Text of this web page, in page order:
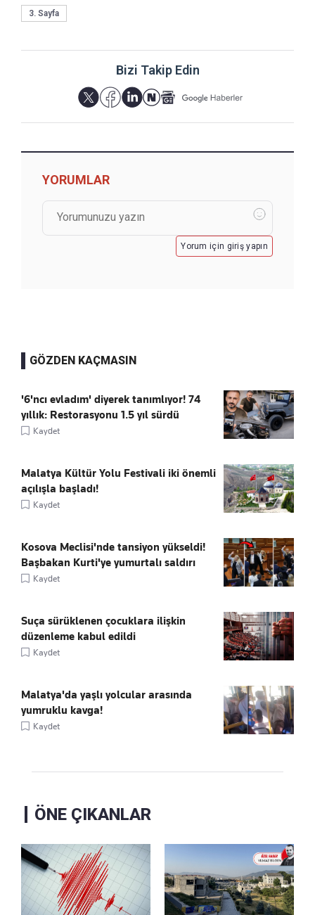
3. Sayfa
Bizi Takip Edin
YORUMLAR
Yorum için giriş yapın
GÖZDEN KAÇMASIN
'6'ncı evladım' diyerek tanımlıyor! 74
yıllık: Restorasyonu 1.5 yıl sürdü
Kaydet
Malatya Kültür Yolu Festivali iki önemli
açılışla başladı!
Kaydet
Kosova Meclisi'nde tansiyon yükseldi!
Başbakan Kurti'ye yumurtalı saldırı
Kaydet
Suça sürüklenen çocuklara ilişkin
düzenleme kabul edildi
Kaydet
Malatya'da yaşlı yolcular arasında
yumruklu kavga!
Kaydet
ÖNE ÇIKANLAR